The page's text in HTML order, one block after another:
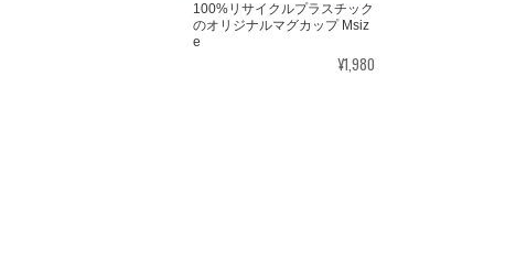
100%リサイクルプラスチック
のオリジナルマグカップ Msiz
e
¥1,980